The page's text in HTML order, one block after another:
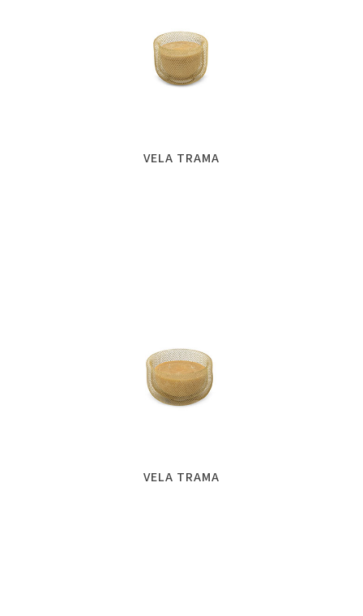
VELA TRAMA
VELA TRAMA